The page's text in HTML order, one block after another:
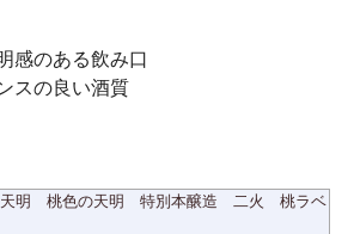
感のある飲み口
スの良い酒質
天明 桃色の天明 特別本醸造 二火 桃ラベ